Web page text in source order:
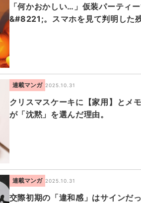
「何かおかしい…」仮装パーティ
&#8221;。スマホを見て判明した
連載マンガ 2025.10.31
クリスマスケーキに【家用】とメ
が「沈黙」を選んだ理由。
連載マンガ 2025.10.31
交際初期の「違和感」はサインだ